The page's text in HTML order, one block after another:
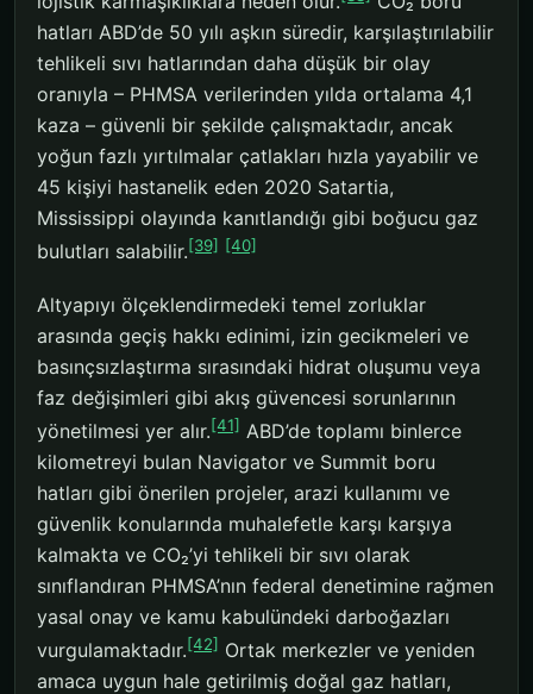
hatları ABD’de 50 yılı aşkın süredir, karşılaştırılabilir
tehlikeli sıvı hatlarından daha düşük bir olay
oranıyla – PHMSA verilerinden yılda ortalama 4,1
kaza – güvenli bir şekilde çalışmaktadır, ancak
yoğun fazlı yırtılmalar çatlakları hızla yayabilir ve
45 kişiyi hastanelik eden 2020 Satartia,
Mississippi olayında kanıtlandığı gibi boğucu gaz
bulutları salabilir.[39] [40]
Altyapıyı ölçeklendirmedeki temel zorluklar
arasında geçiş hakkı edinimi, izin gecikmeleri ve
basınçsızlaştırma sırasındaki hidrat oluşumu veya
faz değişimleri gibi akış güvencesi sorunlarının
yönetilmesi yer alır.[41] ABD’de toplamı binlerce
kilometreyi bulan Navigator ve Summit boru
hatları gibi önerilen projeler, arazi kullanımı ve
güvenlik konularında muhalefetle karşı karşıya
kalmakta ve CO₂’yi tehlikeli bir sıvı olarak
sınıflandıran PHMSA’nın federal denetimine rağmen
yasal onay ve kamu kabulündeki darboğazları
vurgulamaktadır.[42] Ortak merkezler ve yeniden
amaca uygun hale getirilmiş doğal gaz hatları,